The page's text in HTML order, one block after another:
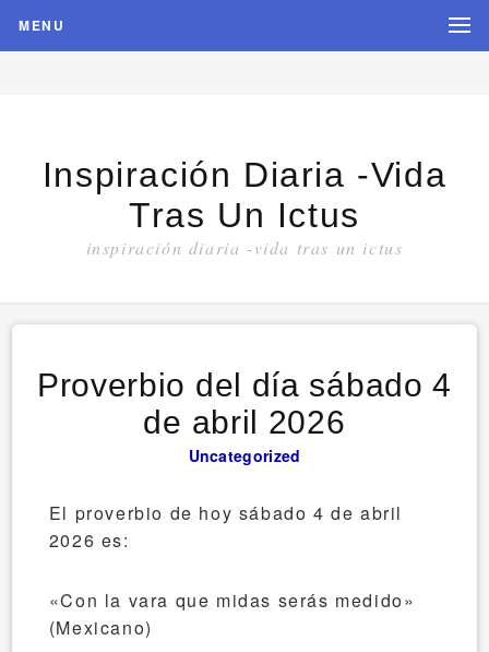
MENU
Inspiración Diaria -vida
Tras Un Ictus
inspiración diaria -vida tras un ictus
Proverbio del día sábado 4
de abril 2026
Uncategorized
El proverbio de hoy sábado 4 de abril
2026 es:
«Con la vara que midas serás medido»
(Mexicano)